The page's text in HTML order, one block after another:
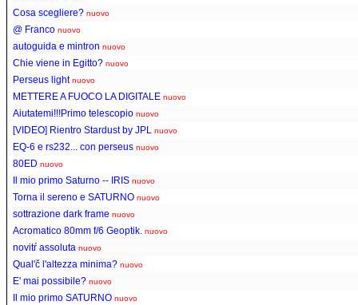
Cosa scegliere? nuovo
@ Franco nuovo
autoguida e mintron nuovo
Chie viene in Egitto? nuovo
Perseus light nuovo
METTERE A FUOCO LA DIGITALE nuovo
Aiutatemi!!!Primo telescopio nuovo
[VIDEO] Rientro Stardust by JPL nuovo
EQ-6 e rs232... con perseus nuovo
80ED nuovo
Il mio primo Saturno -- IRIS nuovo
Torna il sereno e SATURNO nuovo
sottrazione dark frame nuovo
Acromatico 80mm f/6 Geoptik. nuovo
novitŕ assoluta nuovo
Qual'č l'altezza minima? nuovo
E' mai possibile? nuovo
Il mio primo SATURNO nuovo